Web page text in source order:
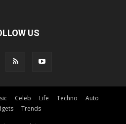
US
Celeb Life Techno
Auto
Trends